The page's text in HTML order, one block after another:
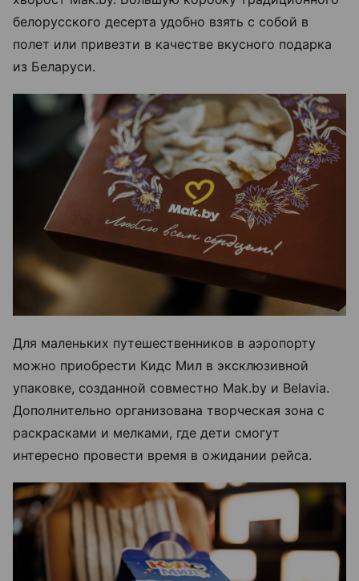
белорусского десерта удобно взять с собой в
полет или привезти в качестве вкусного подарка
из Беларуси.
Для маленьких путешественников в аэропорту
можно приобрести Кидс Мил в эксклюзивной
упаковке, созданной совместно Mak.by и Belavia.
Дополнительно организована творческая зона с
раскрасками и мелками, где дети смогут
интересно провести время в ожидании рейса.